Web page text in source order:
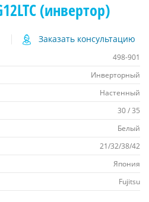
(инвертор)
Заказать консультацию
498-901
Инверторный
Настенный
30 / 35
Белый
21/32/38/42
Япония
Fujitsu